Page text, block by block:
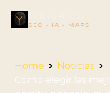
SEO · IA · MAPS
Home
Noticias
Cómo elegir las